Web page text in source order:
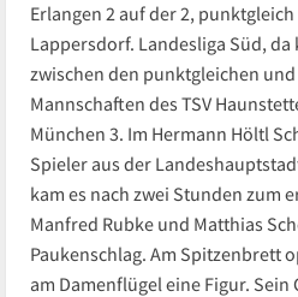
Erlangen 2 auf der 2,
Lappersdorf. Landesliga Süd,
zwischen den punktgleichen
Mannschaften des TSV
München 3. Im Hermann Höltl
Spieler aus der
kam es nach zwei Stunden zum
Manfred Rubke und Matthias
Paukenschlag. Am Spitzenbrett
am Damenflügel eine Figur. Sein